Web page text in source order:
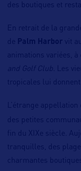
des boutiques et
En retrait de la
de Palm Harbor vit
animations variées, à
and Golf Club . Les
tropicales lui
L’étrange appellation
des petites
fin du XIXe siècle.
tranquilles, des
charmantes